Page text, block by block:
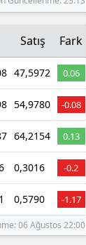
Satış Fark
47,5972 0.06
54,9780 -0.08
64,2154 0.13
0,3016 -0.2
0,5790 -1.17
06 Ağustos 22:00